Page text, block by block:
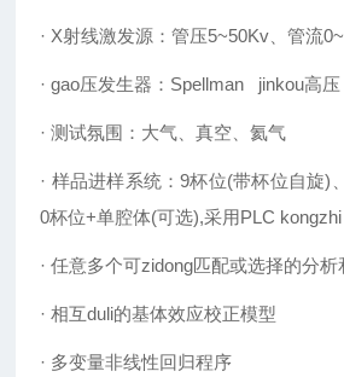
· X射线激发源：管压5~50Kv、管流
· gao压发生器：Spellman jinkou高压
· 测试氛围：大气、真空、氦气
· 样品进样系统：9杯位(带杯位自旋)
0杯位+单腔体(可选),采用PLC kongzhi
· 任意多个可zidong匹配或选择的分析
· 相互duli的基体效应校正模型
· 多变量非线性回归程序